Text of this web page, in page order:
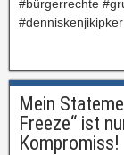
#bürgerrechte
#denniskenjikipker
Mein
Freeze“ ist
Kompromiss!